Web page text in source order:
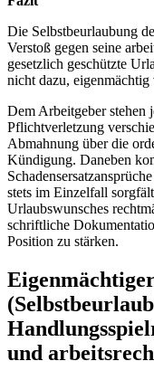
Die Selbstbeurlaubung
Verstoß gegen seine
gesetzlich geschützte
nicht dazu,
Dem Arbeitgeber stehen
Pflichtverletzung
Abmahnung über die
Kündigung. Daneben
stets im Einzelfall
Urlaubswunsches
schriftliche
Position zu stärken.
und